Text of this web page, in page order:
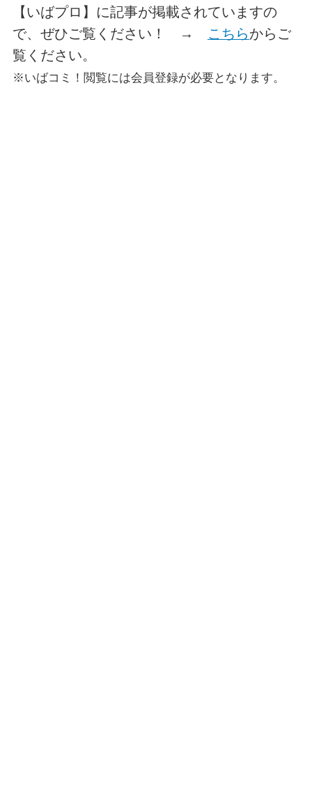
【いばプロ】に記事が掲載されていますの
で、ぜひご覧ください！ → こちらからご
覧ください。
※いばコミ！閲覧には会員登録が必要となります。